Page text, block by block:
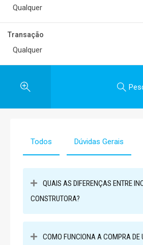
Qualquer
Transação
Qualquer
Todos Dúvidas Gerais
QUAIS AS DIFERENÇAS ENTRE
CONSTRUTORA?
COMO FUNCIONA A COMPRA DE